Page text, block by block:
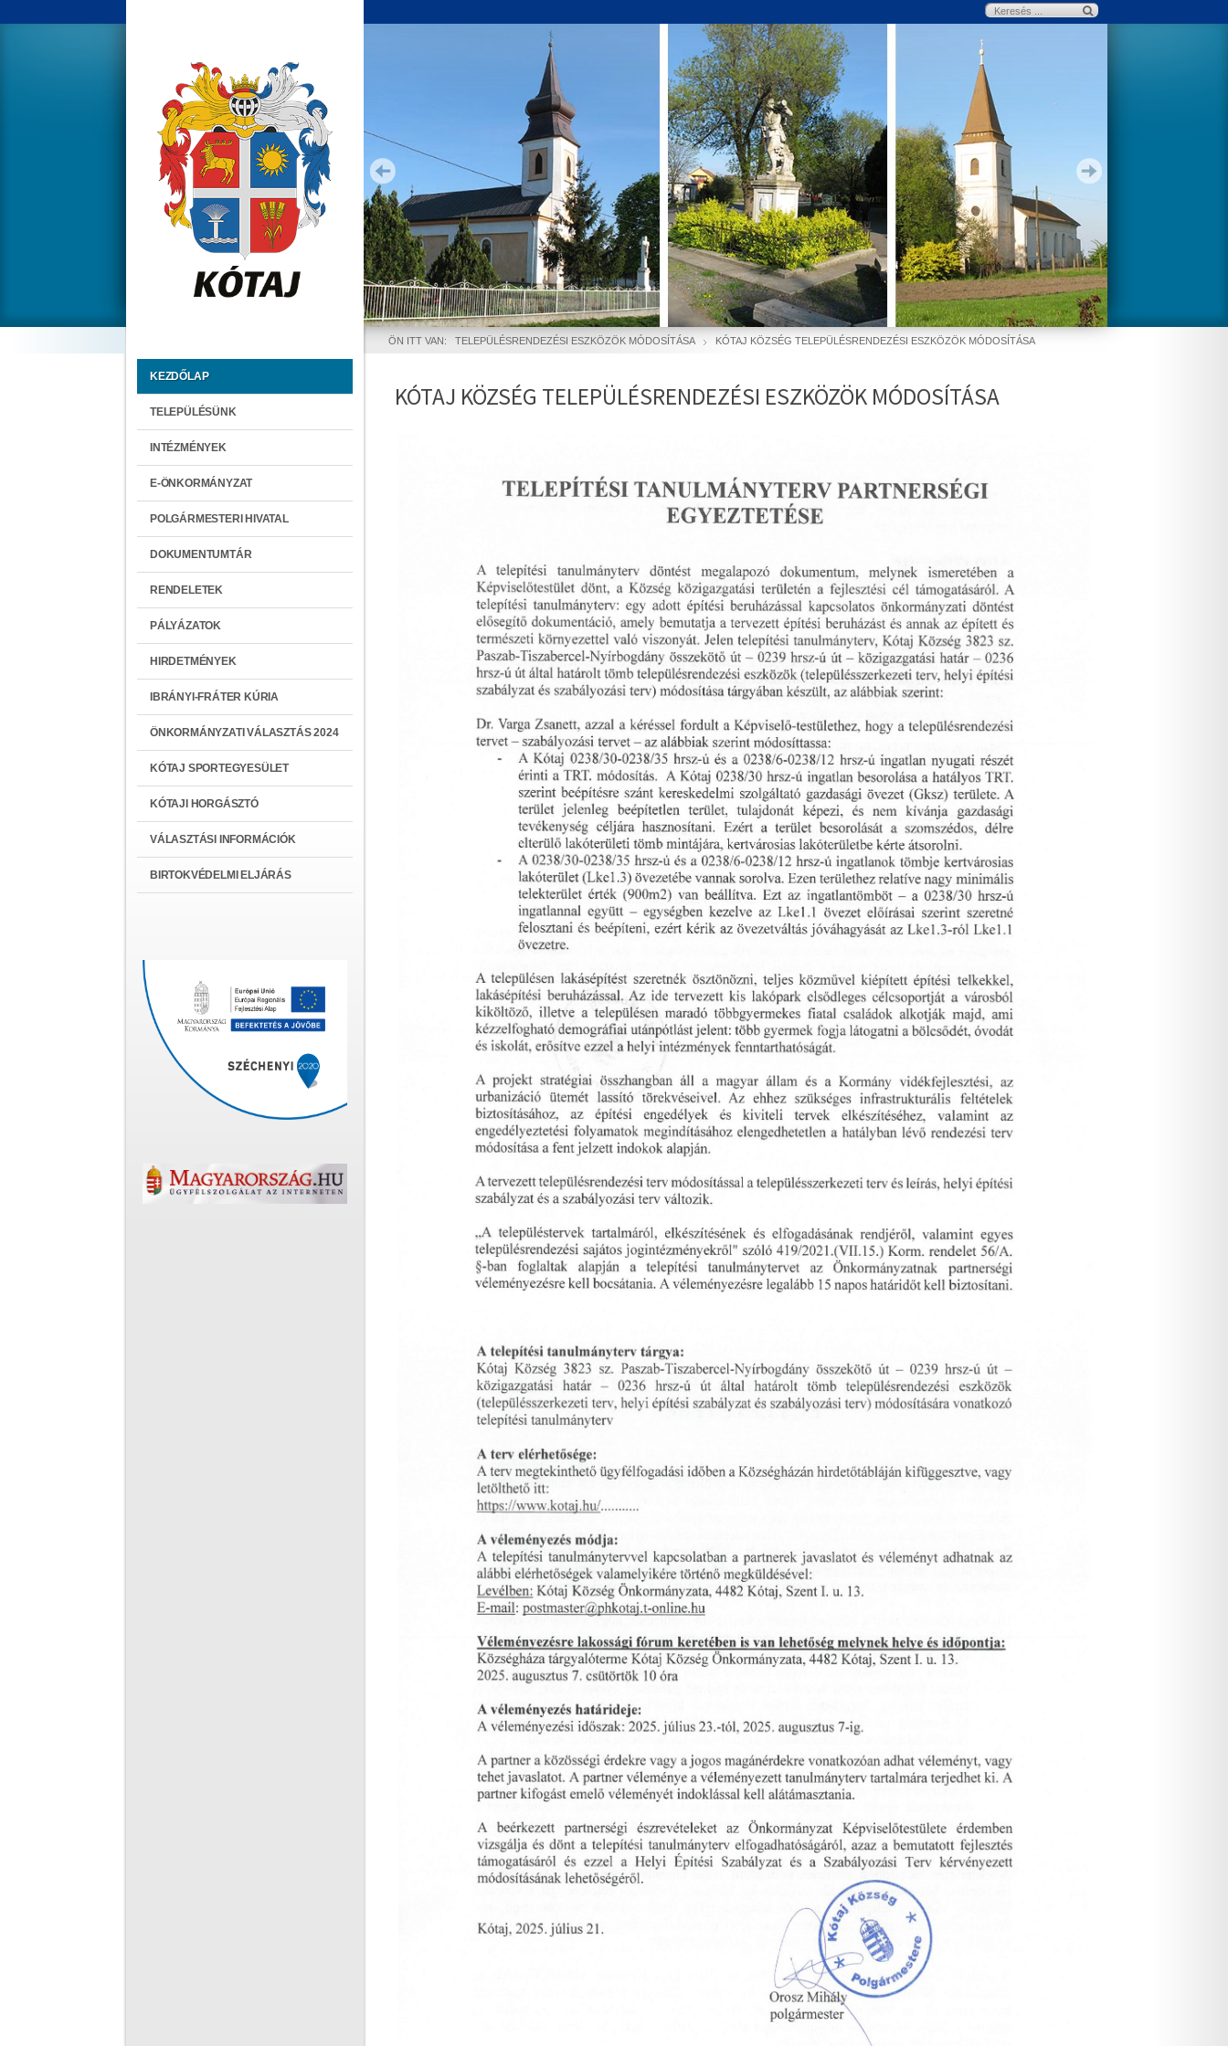
KEZDŐLAP
TELEPÜLÉSÜNK
INTÉZMÉNYEK
E-ÖNKORMÁNYZAT
POLGÁRMESTERI HIVATAL
DOKUMENTUMTÁR
RENDELETEK
PÁLYÁZATOK
HIRDETMÉNYEK
IBRÁNYI-FRÁTER KÚRIA
ÖNKORMÁNYZATI VÁLASZTÁS 2024
KÓTAJ SPORTEGYESÜLET
KÓTAJI HORGÁSZTÓ
VÁLASZTÁSI INFORMÁCIÓK
BIRTOKVÉDELMI ELJÁRÁS
ÖN ITT VAN: TELEPÜLÉSRENDEZÉSI ESZKÖZÖK MÓDOSÍTÁSA KÓTAJ KÖZSÉG TELEPÜLÉSRENDEZÉSI ESZKÖZÖK MÓDOSÍTÁSA
KÓTAJ KÖZSÉG TELEPÜLÉSRENDEZÉSI ESZKÖZÖK MÓDOSÍTÁSA